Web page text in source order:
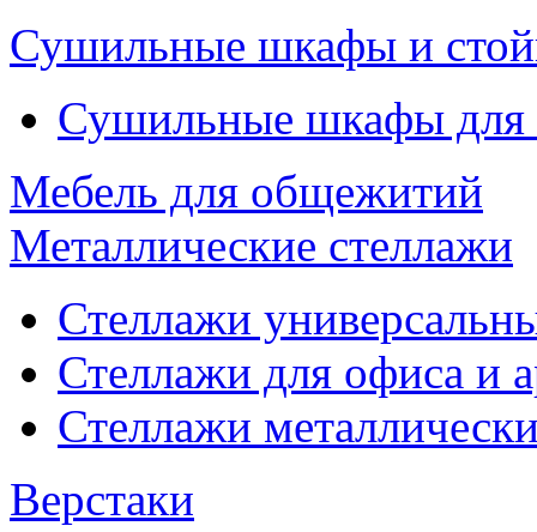
Сушильные шкафы и
Сушильные шкафы
Мебель для общежитий
Металлические стеллажи
Стеллажи
Стеллажи для офиса и
Стеллажи
Верстаки